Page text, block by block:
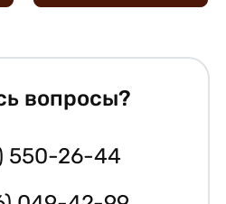
вопросы?
550-26-44